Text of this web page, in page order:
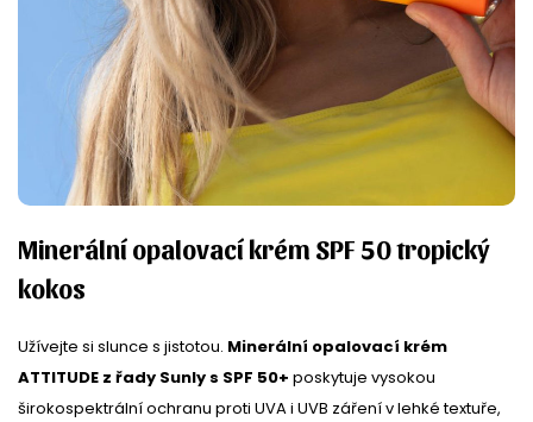
Minerální opalovací krém SPF 50 tropický
kokos
Užívejte si slunce s jistotou. Minerální opalovací krém
ATTITUDE z řady Sunly s SPF 50+ poskytuje vysokou
širokospektrální ochranu proti UVA i UVB záření v lehké textuře,